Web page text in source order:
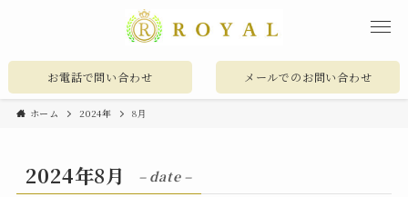
お電話で問い合わせ メールでのお問い合わせ
ホーム 2024年 8月
2024年8月 – date –